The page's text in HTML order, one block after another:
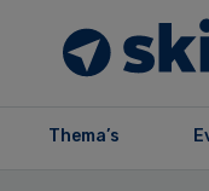
Thema’s